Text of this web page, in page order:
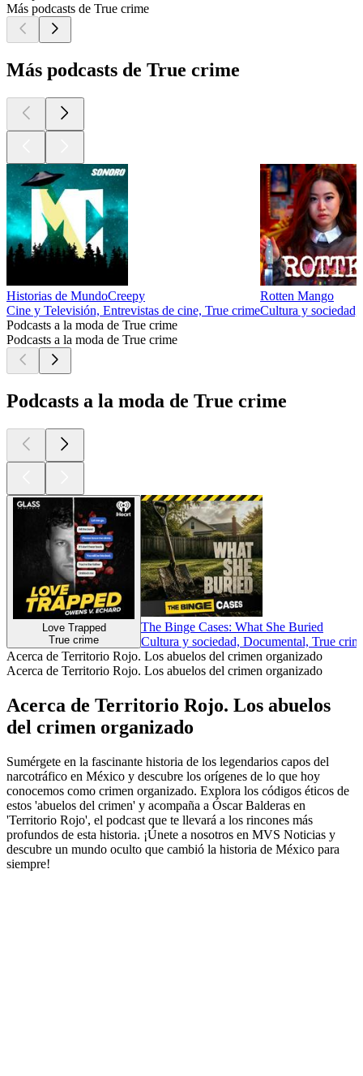
Más podcasts de True crime
Más podcasts de True crime
Historias de MundoCreepy
Cine y Televisión, Entrevistas de cine, True crime
Rotten Mango
Cultura y
Podcasts a la moda de True crime
Podcasts a la moda de True crime
Podcasts a la moda de True crime
Love Trapped
True crime
The Binge Cases: What She Buried
Cultura y sociedad, Documental, True
Acerca de Territorio Rojo. Los abuelos del crimen organizado
Acerca de Territorio Rojo. Los abuelos del crimen organizado
Acerca de Territorio Rojo. Los abuelos
del crimen organizado
Sumérgete en la fascinante historia de los legendarios capos del
narcotráfico en México y descubre los orígenes de lo que hoy
conocemos como crimen organizado. Explora los códigos éticos de
estos 'abuelos del crimen' y acompaña a Óscar Balderas en
'Territorio Rojo', el podcast que te llevará a los rincones más
profundos de esta historia. ¡Únete a nosotros en MVS Noticias y
descubre un mundo oculto que cambió la historia de México para
siempre!